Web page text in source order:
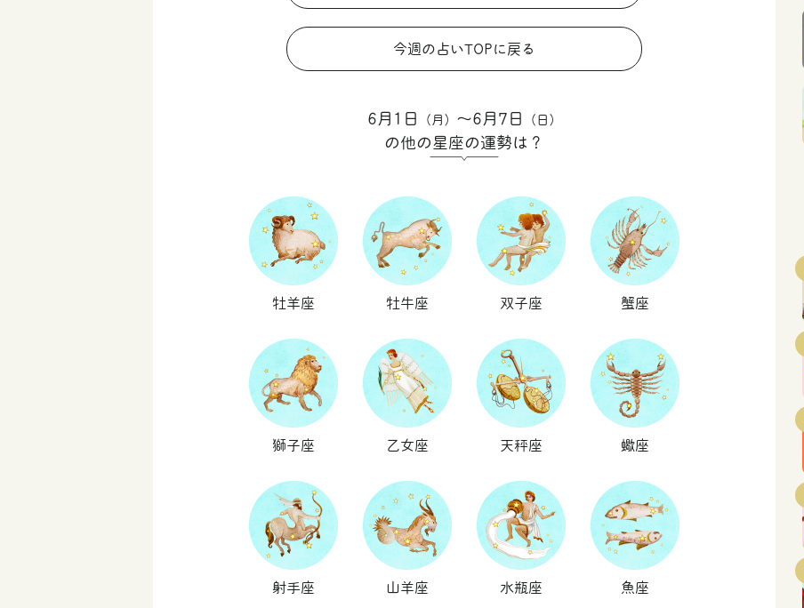
今週の占いTOPに戻る
6月1日 （月） 〜6月7日 （日）
の他の星座の運勢は？
牡羊座 牡牛座 双子座 蟹座
獅子座 乙女座 天秤座 蠍座
射手座 山羊座 水瓶座 魚座